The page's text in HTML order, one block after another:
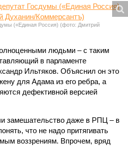
(«Единая Россия) (фото: Дмитрий
людьми – с таким
в парламенте
Ильтяков. Объяснил он это
для Адама из его ребра, а
дефективной версией
замешательство даже в РПЦ – в
что не надо притягивать
воззрениям. Впрочем, вряд